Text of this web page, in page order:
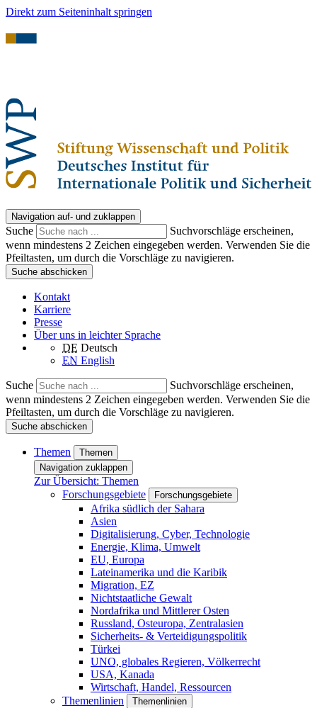
Direkt zum Seiteninhalt springen
Navigation auf- und zuklappen
Suche
Suchvorschläge erscheinen,
wenn mindestens 2 Zeichen eingegeben werden. Verwenden Sie die
Pfeiltasten, um durch die Vorschläge zu navigieren.
Suche abschicken
Kontakt
Karriere
Presse
Über uns in leichter Sprache
DE Deutsch
EN English
Suche
Suchvorschläge erscheinen,
wenn mindestens 2 Zeichen eingegeben werden. Verwenden Sie die
Pfeiltasten, um durch die Vorschläge zu navigieren.
Suche abschicken
Themen
Themen
Navigation zuklappen
Zur Übersicht: Themen
Forschungsgebiete
Forschungsgebiete
Afrika südlich der Sahara
Asien
Digitalisierung, Cyber, Technologie
Energie, Klima, Umwelt
EU, Europa
Lateinamerika und die Karibik
Migration, EZ
Nichtstaatliche Gewalt
Nordafrika und Mittlerer Osten
Russland, Osteuropa, Zentralasien
Sicherheits- & Verteidigungspolitik
Türkei
UNO, globales Regieren, Völkerrecht
USA, Kanada
Wirtschaft, Handel, Ressourcen
Themenlinien
Themenlinien